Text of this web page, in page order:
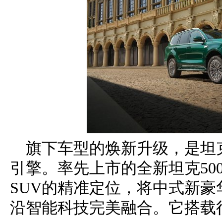
旗下车型的焕新升级，是
引擎。率先上市的全新坦克
SUV的精准定位，将中式新
沿智能科技完美融合。它搭载